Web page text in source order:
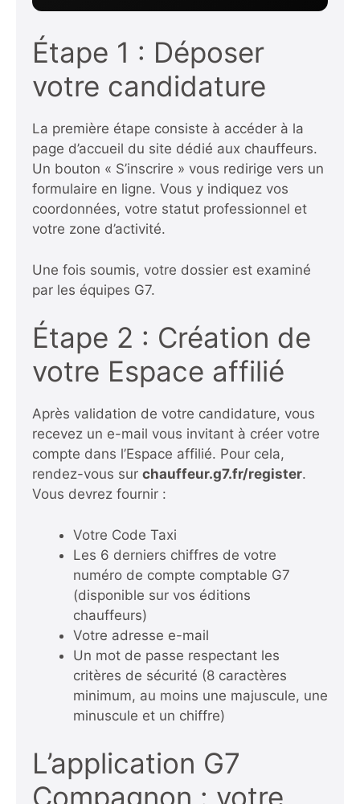
Étape 1 : Déposer
votre candidature
La première étape consiste à accéder à la
page d’accueil du site dédié aux chauffeurs.
Un bouton « S’inscrire » vous redirige vers un
formulaire en ligne. Vous y indiquez vos
coordonnées, votre statut professionnel et
votre zone d’activité.
Une fois soumis, votre dossier est examiné
par les équipes G7.
Étape 2 : Création de
votre Espace affilié
Après validation de votre candidature, vous
recevez un e-mail vous invitant à créer votre
compte dans l’Espace affilié. Pour cela,
rendez-vous sur chauffeur.g7.fr/register.
Vous devrez fournir :
Votre Code Taxi
Les 6 derniers chiffres de votre
numéro de compte comptable G7
(disponible sur vos éditions
chauffeurs)
Votre adresse e-mail
Un mot de passe respectant les
critères de sécurité (8 caractères
minimum, au moins une majuscule, une
minuscule et un chiffre)
L’application G7
Compagnon : votre